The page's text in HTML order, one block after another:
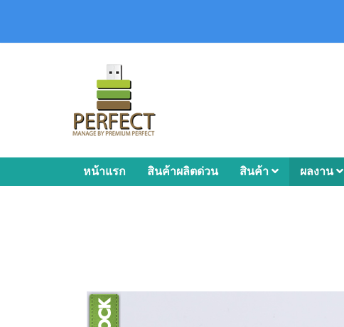
หน้าแรก สินค้าผลิตด่วน สินค้า ผลงาน